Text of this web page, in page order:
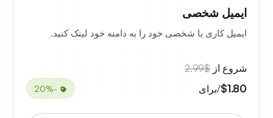
ایمیل شخصی
ایمیل کاری یا شخصی خود را به دامنه خود لینک کنید.
شروع از $2.99
$1.80/برای -20%